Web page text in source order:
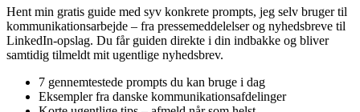
Hent min gratis guide med syv konkrete prompts, jeg selv bruger til
kommunikationsarbejde – fra pressemeddelelser og nyhedsbreve til
LinkedIn-opslag. Du får guiden direkte i din indbakke og bliver
samtidig tilmeldt mit ugentlige nyhedsbrev.
7 gennemtestede prompts du kan bruge i dag
Eksempler fra danske kommunikationsafdelinger